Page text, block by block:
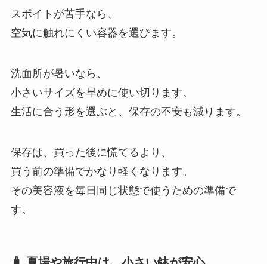
スポイトが苦手なら、
空気に触れにくい容器を選びます。
洗面所が暑いなら、
小さいサイズを早めに使い切ります。
生活に合う形を選ぶと、保存の不安も減ります。
保存は、買った後に慌てるより、
買う前の準備でかなり軽くなります。
その美容液を毎日同じ状態で使うための準備で
す。